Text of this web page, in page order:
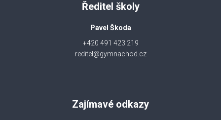
Ředitel školy
Pavel Škoda
+420 491 423 219
reditel@gymnachod.cz
Zajímavé odkazy